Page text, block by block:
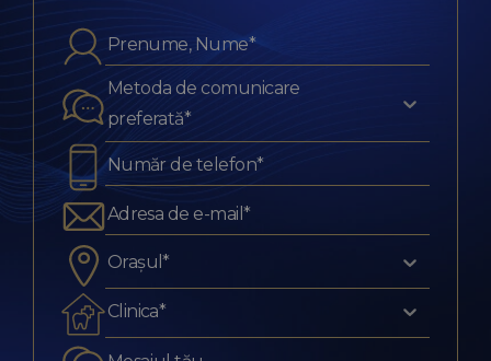
Metoda de comunicare
preferată*
Orașul*
Clinica*